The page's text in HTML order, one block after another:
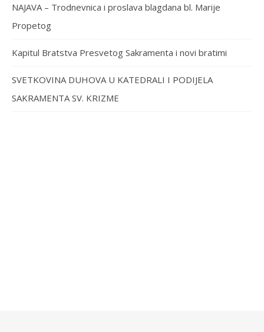
NAJAVA – Trodnevnica i proslava blagdana bl. Marije
Propetog
Kapitul Bratstva Presvetog Sakramenta i novi bratimi
SVETKOVINA DUHOVA U KATEDRALI I PODIJELA
SAKRAMENTA SV. KRIZME